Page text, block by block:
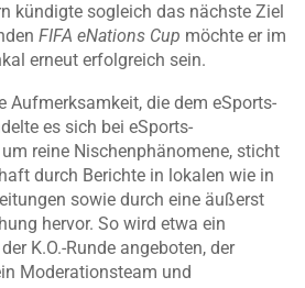
kündigte sogleich das nächste Ziel
FIFA eNations Cup möchte er im
erneut erfolgreich sein.
die dem eSports-
es sich bei eSports-
reine Nischenphänomene, sticht
durch Berichte in lokalen wie in
sowie durch eine äußerst
hervor. So wird etwa ein
K.O.-Runde angeboten, der
Moderationsteam und